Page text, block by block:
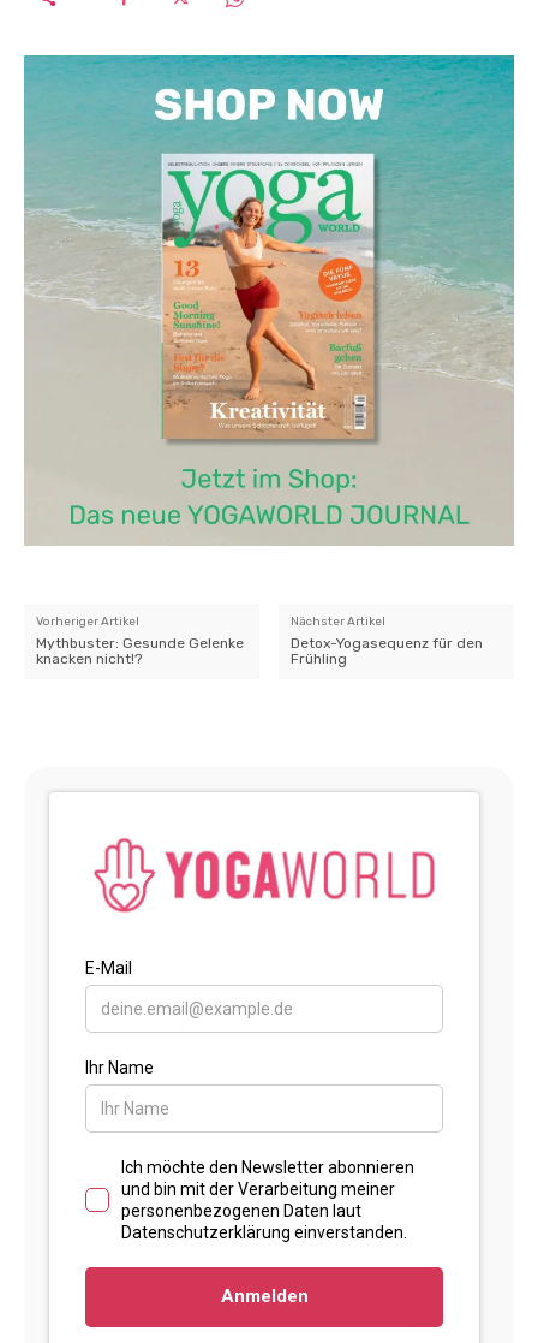
Vorheriger Artikel
Mythbuster: Gesunde Gelenke
knacken nicht!?
Nächster Artikel
Detox-Yogasequenz für den
Frühling